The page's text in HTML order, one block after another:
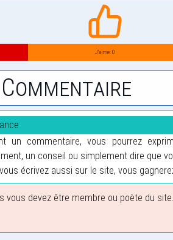
J’aime: 0
un commentaire, vous pourrez
un conseil ou simplement dire que
écrivez aussi sur le site, vous
vous devez être membre ou poète du